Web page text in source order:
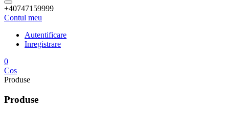
+40747159999
Contul meu
Autentificare
Inregistrare
0
Cos
Produse
Produse